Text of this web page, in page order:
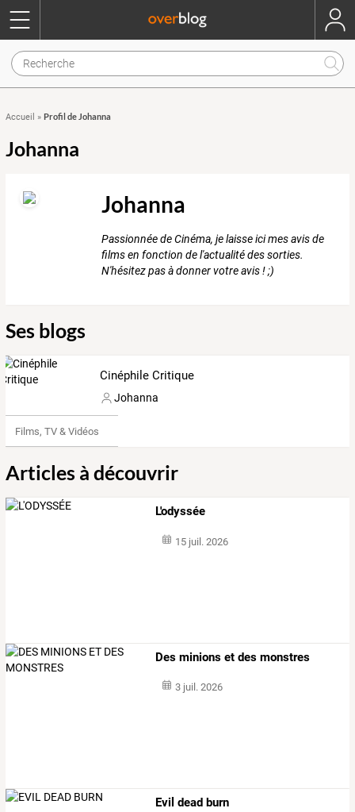
Accueil » Profil de Johanna
Johanna
Johanna
Passionnée de Cinéma, je laisse ici mes avis de
films en fonction de l'actualité des sorties.
N'hésitez pas à donner votre avis ! ;)
Ses blogs
Cinéphile Critique
Johanna
Films, TV & Vidéos
Articles à découvrir
L'odyssée
15 juil. 2026
Des minions et des monstres
3 juil. 2026
Evil dead burn